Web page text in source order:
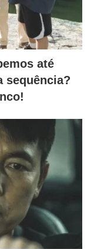
até
sequência?